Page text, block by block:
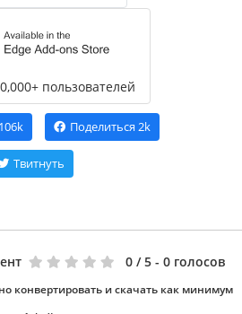
пользователей
106k Поделиться 2k
Твитнуть
0 / 5 - 0 голосов
конвертировать и скачать как минимум